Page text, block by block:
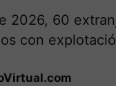
2026, 60
con